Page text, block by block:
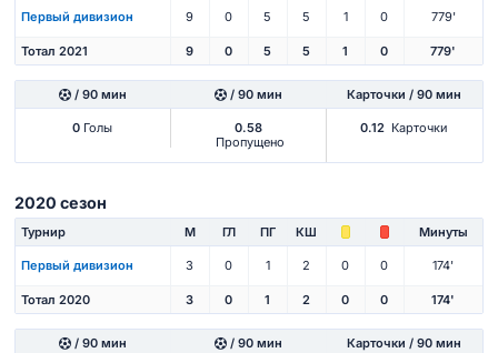
Первый дивизион 9 0 5 5 1 0 779'
Тотал 2021 9 0 5 5 1 0 779'
/ 90 мин / 90 мин Карточки / 90 мин
0 Голы
0.58
Пропущено
0.12 Карточки
2020 сезон
Турнир М ГЛ ПГ КШ Минуты
Первый дивизион 3 0 1 2 0 0 174'
Тотал 2020 3 0 1 2 0 0 174'
/ 90 мин / 90 мин Карточки / 90 мин